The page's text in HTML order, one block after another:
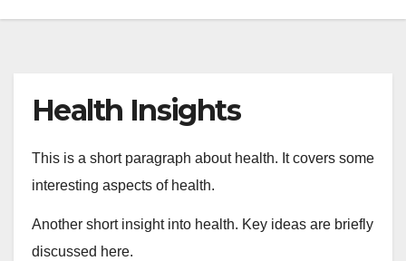
Health Insights
This is a short paragraph about health. It covers some
interesting aspects of health.
Another short insight into health. Key ideas are briefly
discussed here.